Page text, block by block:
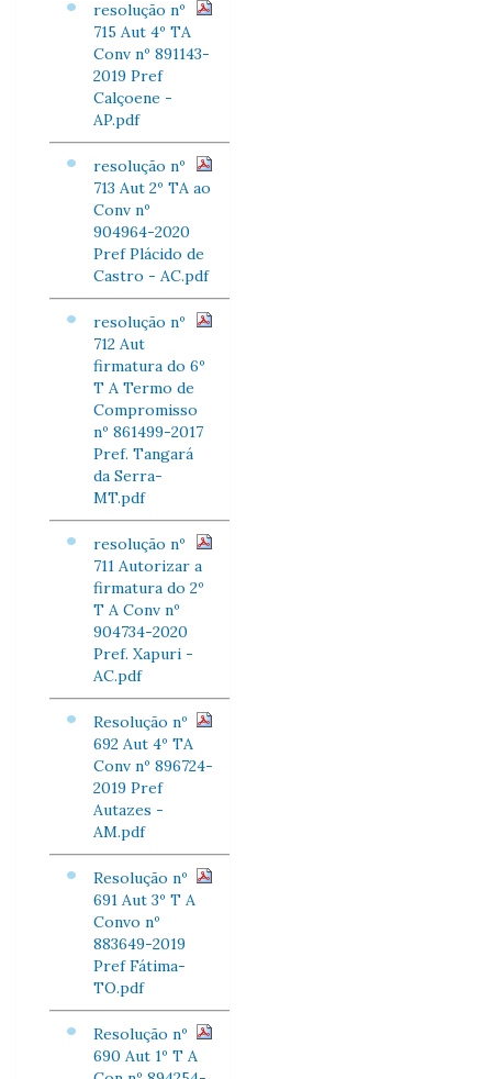
resolução nº
715 Aut 4º TA
Conv nº 891143-
2019 Pref
Calçoene -
AP.pdf
resolução nº
713 Aut 2º TA ao
Conv nº
904964-2020
Pref Plácido de
Castro - AC.pdf
resolução nº
712 Aut
firmatura do 6º
T A Termo de
Compromisso
nº 861499-2017
Pref. Tangará
da Serra-
MT.pdf
resolução nº
711 Autorizar a
firmatura do 2º
T A Conv nº
904734-2020
Pref. Xapuri -
AC.pdf
Resolução nº
692 Aut 4º TA
Conv nº 896724-
2019 Pref
Autazes -
AM.pdf
Resolução nº
691 Aut 3º T A
Convo nº
883649-2019
Pref Fátima-
TO.pdf
Resolução nº
690 Aut 1º T A